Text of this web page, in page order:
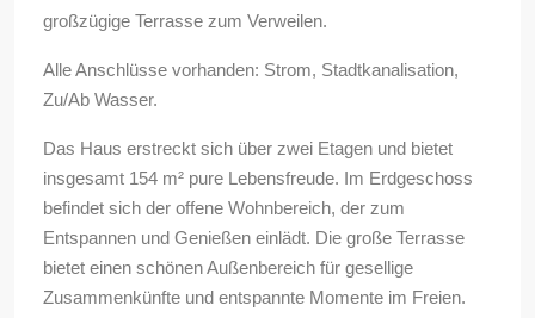
großzügige Terrasse zum Verweilen.
Alle Anschlüsse vorhanden: Strom, Stadtkanalisation,
Zu/Ab Wasser.
Das Haus erstreckt sich über zwei Etagen und bietet
insgesamt 154 m² pure Lebensfreude. Im Erdgeschoss
befindet sich der offene Wohnbereich, der zum
Entspannen und Genießen einlädt. Die große Terrasse
bietet einen schönen Außenbereich für gesellige
Zusammenkünfte und entspannte Momente im Freien.